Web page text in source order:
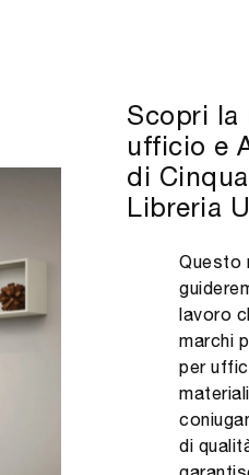
Scopri la
ufficio e
di
Libreria
Questo
lavoro
marchi
per
di